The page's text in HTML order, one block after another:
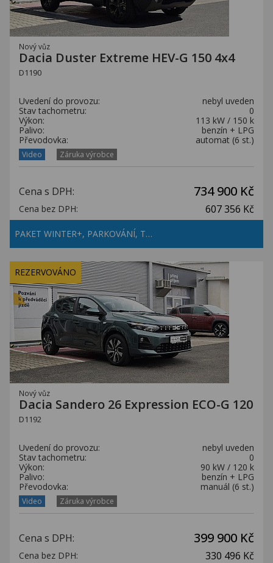
Nový vůz
Dacia Duster Extreme HEV-G 150 4x4
D1190
Uvedení do provozu:
nebyl uveden
Stav tachometru:
0
Výkon:
113 kW / 150 k
Palivo:
benzín + LPG
Převodovka:
automat (6 st.)
Video Záruka výrobce
Cena s DPH: 734 900 Kč
Cena bez DPH: 607 356 Kč
PAKET WINTER+, PARKOVÁNÍ, T…
REZERVOVÁNO
Nový vůz
Dacia Sandero 26 Expression ECO-G 120
D1192
Uvedení do provozu:
nebyl uveden
Stav tachometru:
0
Výkon:
90 kW / 120 k
Palivo:
benzín + LPG
Převodovka:
manuál (6 st.)
Video Záruka výrobce
Cena s DPH: 399 900 Kč
Cena bez DPH: 330 496 Kč